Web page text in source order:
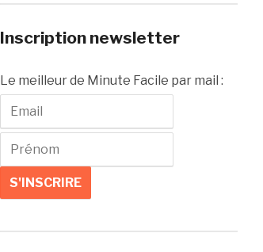
Inscription newsletter
Le meilleur de Minute Facile par mail :